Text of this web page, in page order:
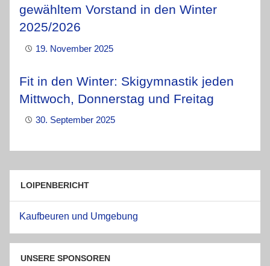
gewähltem Vorstand in den Winter
2025/2026
19. November 2025
Fit in den Winter: Skigymnastik jeden
Mittwoch, Donnerstag und Freitag
30. September 2025
LOIPENBERICHT
Kaufbeuren und Umgebung
UNSERE SPONSOREN